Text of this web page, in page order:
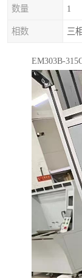
数量 1
相数 三
EM303B-